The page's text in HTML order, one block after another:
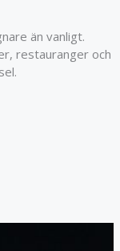
än vanligt.
restauranger och